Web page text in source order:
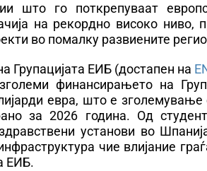
што го поткрепуваат
на рекордно високо
во помалку развиените
Групацијата ЕИБ (достапен на
финансирањето на
евра, што е
за 2026 година. Од
установи во
чие влијание
ЕИБ.